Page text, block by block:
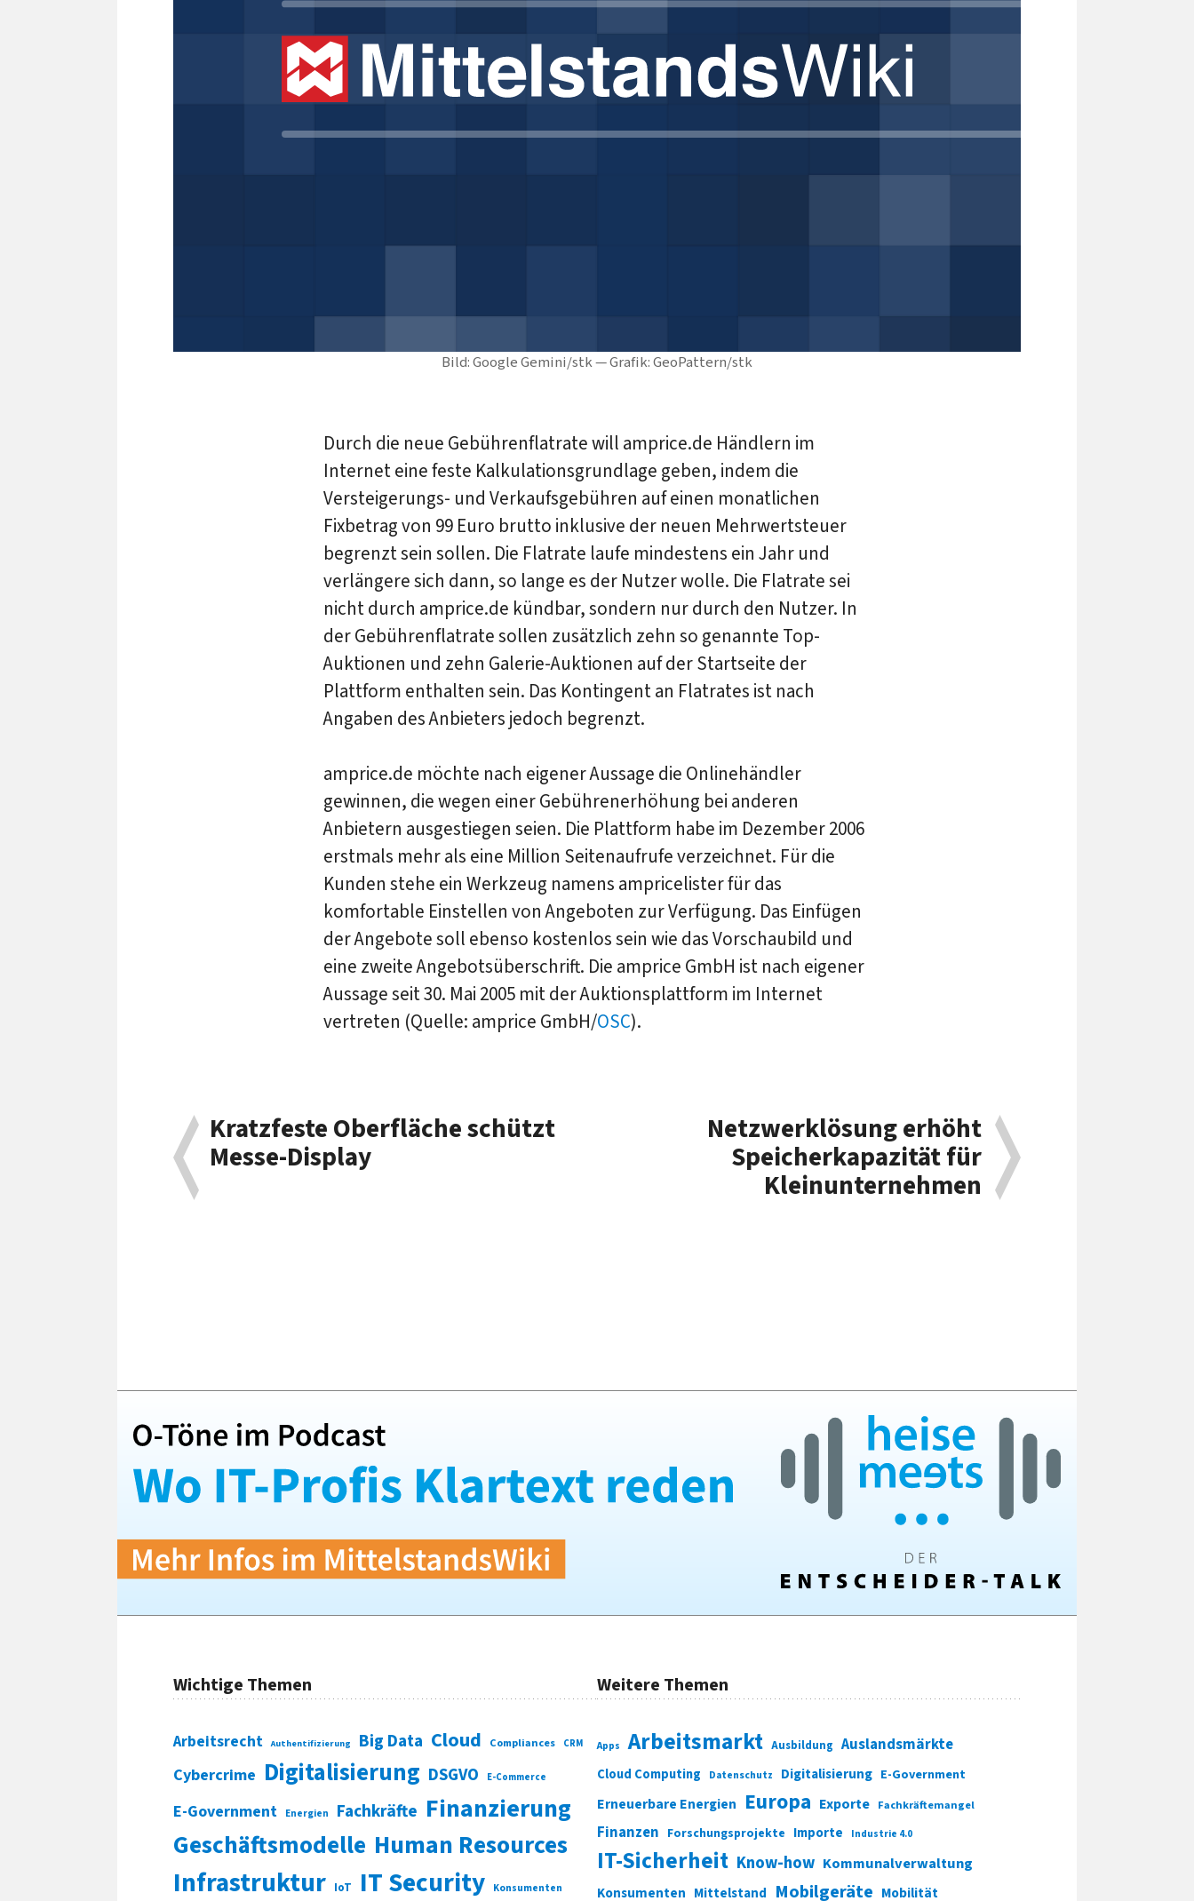
Bild: Google Gemini/stk — Grafik: GeoPattern/stk
Durch die neue Gebührenflatrate will amprice.de Händlern im
Internet eine feste Kalkulationsgrundlage geben, indem die
Versteigerungs- und Verkaufsgebühren auf einen monatlichen
Fixbetrag von 99 Euro brutto inklusive der neuen Mehrwertsteuer
begrenzt sein sollen. Die Flatrate laufe mindestens ein Jahr und
verlängere sich dann, so lange es der Nutzer wolle. Die Flatrate sei
nicht durch amprice.de kündbar, sondern nur durch den Nutzer. In
der Gebührenflatrate sollen zusätzlich zehn so genannte Top-
Auktionen und zehn Galerie-Auktionen auf der Startseite der
Plattform enthalten sein. Das Kontingent an Flatrates ist nach
Angaben des Anbieters jedoch begrenzt.
amprice.de möchte nach eigener Aussage die Onlinehändler
gewinnen, die wegen einer Gebührenerhöhung bei anderen
Anbietern ausgestiegen seien. Die Plattform habe im Dezember 2006
erstmals mehr als eine Million Seitenaufrufe verzeichnet. Für die
Kunden stehe ein Werkzeug namens ampricelister für das
komfortable Einstellen von Angeboten zur Verfügung. Das Einfügen
der Angebote soll ebenso kostenlos sein wie das Vorschaubild und
eine zweite Angebotsüberschrift. Die amprice GmbH ist nach eigener
Aussage seit 30. Mai 2005 mit der Auktionsplattform im Internet
vertreten (Quelle: amprice GmbH/OSC).
Kratzfeste Oberfläche schützt
Messe-Display
Netzwerklösung erhöht
Speicherkapazität für
Kleinunternehmen
Wichtige Themen
Arbeitsrecht Authentifizierung Big Data Cloud Compliances CRM
Cybercrime Digitalisierung DSGVO E-Commerce
E-Government Energien Fachkräfte Finanzierung
Geschäftsmodelle Human Resources
Infrastruktur IoT IT Security Konsumenten
Weitere Themen
Apps Arbeitsmarkt Ausbildung Auslandsmärkte
Cloud Computing Datenschutz Digitalisierung E-Government
Erneuerbare Energien Europa Exporte Fachkräftemangel
Finanzen Forschungsprojekte Importe Industrie 4.0
IT-Sicherheit Know-how Kommunalverwaltung
Konsumenten Mittelstand Mobilgeräte Mobilität